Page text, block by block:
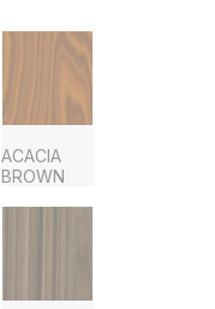
ACACIA
BROWN